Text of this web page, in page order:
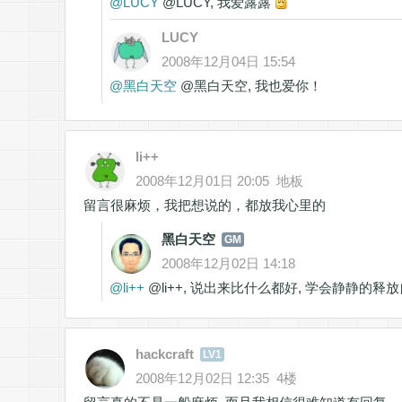
LUCY
2008年12月04日 15:54
@黑白天空 @黑白天空, 我也爱你！
li++
2008年12月01日 20:05 地板
留言很麻烦，我把想说的，都放我心里的
黑白天空 GM
2008年12月02日 14:18
@li++ @li++, 说出来比什么都好, 学会静静的释
hackcraft LV1
2008年12月02日 12:35 4楼